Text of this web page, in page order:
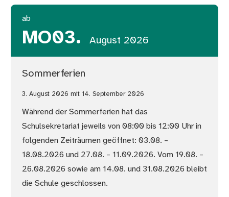
ab
MO03. August 2026
Sommerferien
3. August 2026 mit 14. September 2026
Während der Sommerferien hat das
Schulsekretariat jeweils von 08:00 bis 12:00 Uhr in
folgenden Zeiträumen geöffnet: 03.08. –
18.08.2026 und 27.08. – 11.09.2026. Vom 19.08. –
26.08.2026 sowie am 14.08. und 31.08.2026 bleibt
die Schule geschlossen.